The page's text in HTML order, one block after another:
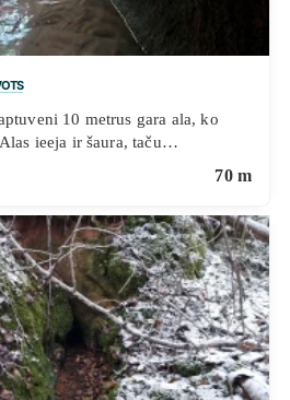
10 metrus gara ala, ko
ieeja ir šaura, taču…
70 m